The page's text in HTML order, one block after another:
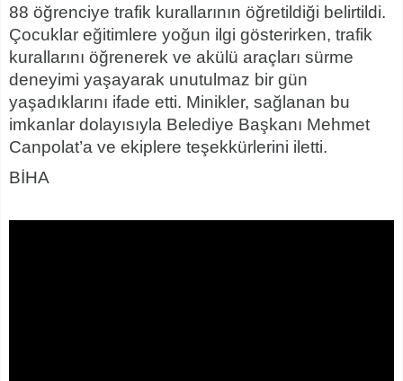
88 öğrenciye trafik kurallarının öğretildiği belirtildi.
Çocuklar eğitimlere yoğun ilgi gösterirken, trafik
kurallarını öğrenerek ve akü ü araç ları sürme
deneyimi yaşayarak unutulmaz bir gün
yaşadıklarını ifade etti. Minikler, sağ lanan bu
imkanlar dolayısıyla Belediye Başkanı Mehmet
Canpolat’a ve ekiplere teşekkürlerini iletti.
BİHA